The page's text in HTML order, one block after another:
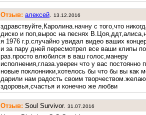
Отзыв: алексей. 13.12.2016
здравствуйте,Каролина.начну с того,что
диско и поп,вырос на песнях
я 1976 г.р.случайно увидал видео ваших
и за пару дней пересмотрел все ваши клипы
раз.просто влюбился в ваш голос,манеру
исполнения,глаза.уверен что у вас постоянно
новые поклонники,хотелось бы что бы вы как
дарили нам радость своим
здоровья,счастья и конечно же любви
Отзыв: Soul Survivor. 31.07.2016